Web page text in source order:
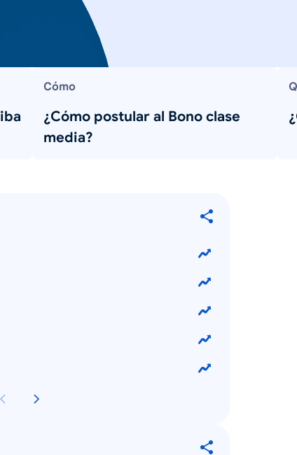
Cómo
¿Cómo postular al Bono clase
media?